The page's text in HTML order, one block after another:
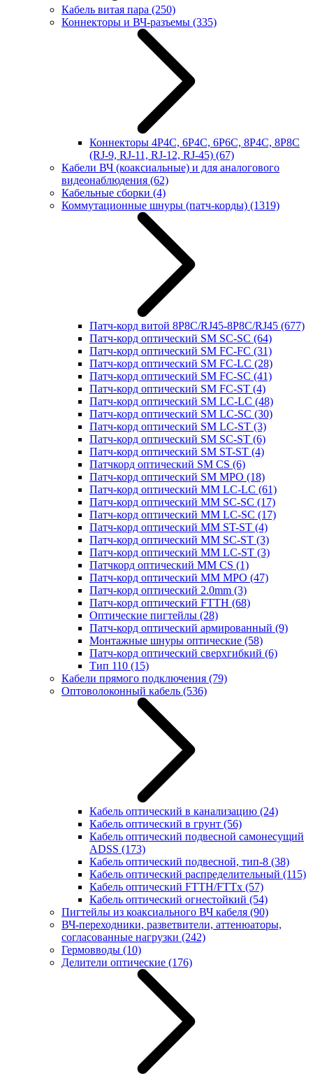
Кабель витая пара (250)
Коннекторы и ВЧ-разъемы (335)
Коннекторы 4P4C, 6P4C, 6P6C, 8P4C, 8P8C
(RJ-9, RJ-11, RJ-12, RJ-45) (67)
Кабели ВЧ (коаксиальные) и для аналогового
видеонаблюдения (62)
Кабельные сборки (4)
Коммутационные шнуры (патч-корды) (1319)
Патч-корд витой 8P8C/RJ45-8P8C/RJ45 (677)
Патч-корд оптический SM SC-SC (64)
Патч-корд оптический SM FC-FC (31)
Патч-корд оптический SM FC-LC (28)
Патч-корд оптический SM FC-SC (41)
Патч-корд оптический SM FC-ST (4)
Патч-корд оптический SM LC-LC (48)
Патч-корд оптический SM LC-SC (30)
Патч-корд оптический SM LC-ST (3)
Патч-корд оптический SM SC-ST (6)
Патч-корд оптический SM ST-ST (4)
Патчкорд оптический SM CS (6)
Патч-корд оптический SM MPO (18)
Патч-корд оптический MM LC-LC (61)
Патч-корд оптический MM SC-SC (17)
Патч-корд оптический MM LC-SC (17)
Патч-корд оптический MM ST-ST (4)
Патч-корд оптический MM SC-ST (3)
Патч-корд оптический MM LC-ST (3)
Патчкорд оптический MM CS (1)
Патч-корд оптический MM MPO (47)
Патч-корд оптический 2.0mm (3)
Патч-корд оптический FTTH (68)
Оптические пигтейлы (28)
Патч-корд оптический армированный (9)
Монтажные шнуры оптические (58)
Патч-корд оптический сверхгибкий (6)
Тип 110 (15)
Кабели прямого подключения (79)
Оптоволоконный кабель (536)
Кабель оптический в канализацию (24)
Кабель оптический в грунт (56)
Кабель оптический подвесной самонесущий
ADSS (173)
Кабель оптический подвесной, тип-8 (38)
Кабель оптический распределительный (115)
Кабель оптический FTTH/FTTx (57)
Кабель оптический огнестойкий (54)
Пигтейлы из коаксиального ВЧ кабеля (90)
ВЧ-переходники, разветвители, аттенюаторы,
согласованные нагрузки (242)
Гермовводы (10)
Делители оптические (176)